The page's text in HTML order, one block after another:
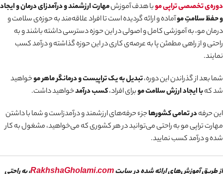
دوره‌ی تخصصی تراپی موبا هدف آموزشمهارت ارزشمند و درآمدزای درمان و ایجاد
و حفظ سلامتِ موآماده و ارائه گردیده است تا افراد علاقه‌مند به حوزه‌ی سلامت و
درمان مو، به آموزشی کامل و اصولی در این حوزه دسترسی داشته باشند و به
راحتی و از راهی مطمئن پا به عرصه‌ی کاری در این حوزه گذاشته و درآمد کسب
نمایند.
شما بعد از گذراندن این دوره،تبدیل به یک تراپیست و درمانگر ماهر موخواهید
شد کهبا ایجاد ارزش سلامت موبرای افراد،‌کسب درآمدخواهید داشت.
این حرفهدر تمامی کشورهاجزء حرفه‌های ارزشمند و درآمدزاست و شما با داشتن
مهارت تراپی مو به راحتی می‌توانید در هر کشوری که می‌خواهید، مشغول به کار
شده و درآمد کسب نمایید.